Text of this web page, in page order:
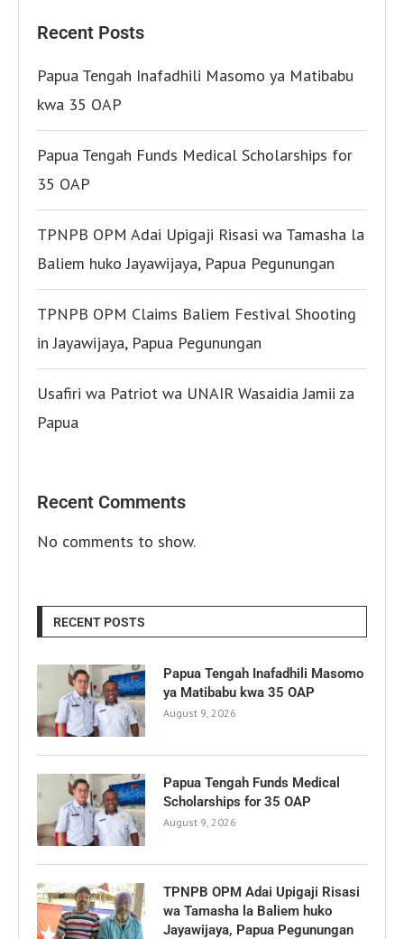
Recent Posts
Papua Tengah Inafadhili Masomo ya Matibabu
kwa 35 OAP
Papua Tengah Funds Medical Scholarships for
35 OAP
TPNPB OPM Adai Upigaji Risasi wa Tamasha la
Baliem huko Jayawijaya, Papua Pegunungan
TPNPB OPM Claims Baliem Festival Shooting
in Jayawijaya, Papua Pegunungan
Usafiri wa Patriot wa UNAIR Wasaidia Jamii za
Papua
Recent Comments
No comments to show.
RECENT POSTS
Papua Tengah Inafadhili Masomo
ya Matibabu kwa 35 OAP
August 9, 2026
Papua Tengah Funds Medical
Scholarships for 35 OAP
August 9, 2026
TPNPB OPM Adai Upigaji Risasi
wa Tamasha la Baliem huko
Jayawijaya, Papua Pegunungan